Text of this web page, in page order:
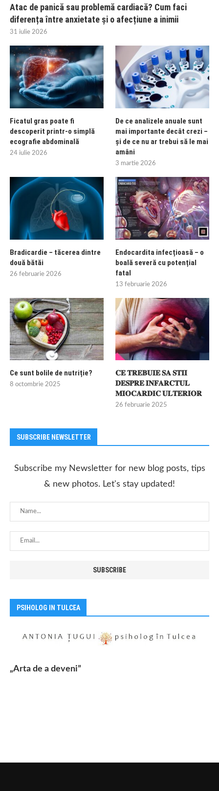
Atac de panică sau problemă cardiacă? Cum faci
diferența între anxietate și o afecțiune a inimii
31 iulie 2026
Ficatul gras poate fi
descoperit printr-o simplă
ecografie abdominală
24 iulie 2026
De ce analizele anuale sunt
mai importante decât crezi –
și de ce nu ar trebui să le mai
amâni
3 martie 2026
Bradicardie – tăcerea dintre
două bătăi
26 februarie 2026
Endocardita infecțioasă – o
boală severă cu potențial
fatal
13 februarie 2026
Ce sunt bolile de nutriție?
8 octombrie 2025
𝐂𝐄 𝐓𝐑𝐄𝐁𝐔𝐈𝐄 𝐒𝐀 𝐒𝐓𝐈𝐈
𝐃𝐄𝐒𝐏𝐑𝐄 𝐈𝐍𝐅𝐀𝐑𝐂𝐓𝐔𝐋
𝐌𝐈𝐎𝐂𝐀𝐑𝐃𝐈𝐂 𝐔𝐋𝐓𝐄𝐑𝐈𝐎𝐑
26 februarie 2025
SUBSCRIBE NEWSLETTER
Subscribe my Newsletter for new blog posts, tips
& new photos. Let's stay updated!
PSIHOLOG IN TULCEA
„Arta de a deveni”